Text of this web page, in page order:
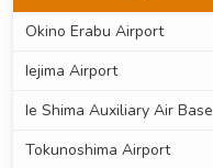
Okino Erabu Airport
Iejima Airport
Ie Shima Auxiliary Air Base
Tokunoshima Airport